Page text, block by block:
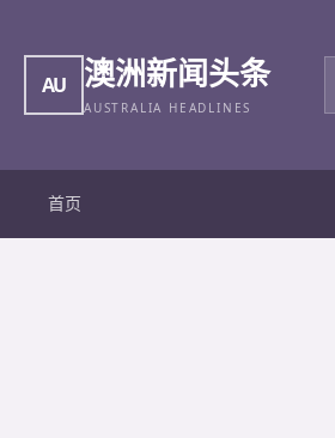
AU 澳洲新闻头条
AUSTRALIA HEADLINES
首页